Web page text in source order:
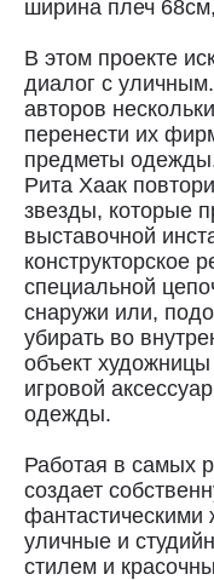
ширина плеч
В этом проекте
диалог с
авторов
перенести их
предметы
Рита Хаак
звезды, которые
выставочной
конструкторское
специальной
снаружи или,
убирать во
объект
игровой
одежды.
Работая в самых
создает
уличные и
стилем и
Доставка
службой СДЭК за
Сроки доставки: 2−3
Петербургу и 3−8
Самовывоз из
Петербурге возможен
по предварительной
+7 (921) 433-35-93
ПОЛИТИКА
Доставка